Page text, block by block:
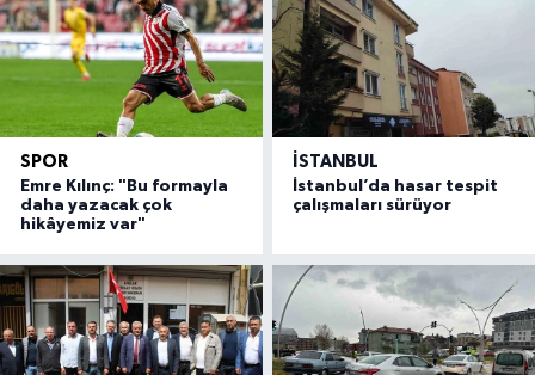
SPOR
Emre Kılınç: "Bu formayla
daha yazacak çok
hikâyemiz var"
İSTANBUL
İstanbul’da hasar tespit
çalışmaları sürüyor